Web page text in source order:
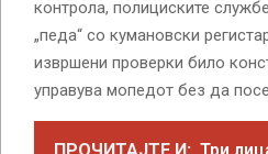
контрола, полициските
„педа“ со кумановски
извршени проверки било
управува мопедот без да
ПРОЧИТАЈТЕ И: Три